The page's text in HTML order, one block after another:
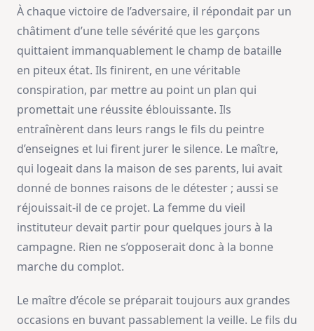
À chaque victoire de l’adversaire, il répondait par un
châtiment d’une telle sévérité que les garçons
quittaient immanquablement le champ de bataille
en piteux état. Ils finirent, en une véritable
conspiration, par mettre au point un plan qui
promettait une réussite éblouissante. Ils
entraînèrent dans leurs rangs le fils du peintre
d’enseignes et lui firent jurer le silence. Le maître,
qui logeait dans la maison de ses parents, lui avait
donné de bonnes raisons de le détester ; aussi se
réjouissait-il de ce projet. La femme du vieil
instituteur devait partir pour quelques jours à la
campagne. Rien ne s’opposerait donc à la bonne
marche du complot.
Le maître d’école se préparait toujours aux grandes
occasions en buvant passablement la veille. Le fils du